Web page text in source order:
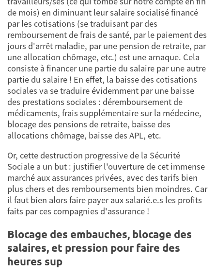
de mois) en diminuant leur salaire socialisé financé
par les cotisations (se traduisant par des
remboursement de frais de santé, par le paiement des
jours d'arrêt maladie, par une pension de retraite, par
une allocation chômage, etc.) est une arnaque. Cela
consiste à financer une partie du salaire par une autre
partie du salaire ! En effet, la baisse des cotisations
sociales va se traduire évidemment par une baisse
des prestations sociales : déremboursement de
médicaments, frais supplémentaire sur la médecine,
blocage des pensions de retraite, baisse des
allocations chômage, baisse des APL, etc.
Or, cette destruction progressive de la Sécurité
Sociale a un but : justifier l'ouverture de cet immense
marché aux assurances privées, avec des tarifs bien
plus chers et des remboursements bien moindres. Car
il faut bien alors faire payer aux salarié.e.s les profits
faits par ces compagnies d'assurance !
Blocage des embauches, blocage des
salaires, et pression pour faire des
heures sup